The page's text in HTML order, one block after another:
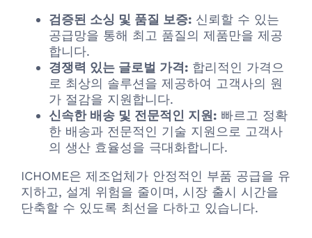
검증된 소싱 및 품질 보증: 신뢰할 수 있는
공급망을 통해 최고 품질의 제품만을 제공
합니다.
경쟁력 있는 글로벌 가격: 합리적인 가격으
로 최상의 솔루션을 제공하여 고객사의 원
가 절감을 지원합니다.
신속한 배송 및 전문적인 지원: 빠르고 정확
한 배송과 전문적인 기술 지원으로 고객사
의 생산 효율성을 극대화합니다.
ICHOME은 제조업체가 안정적인 부품 공급을 유
지하고, 설계 위험을 줄이며, 시장 출시 시간을
단축할 수 있도록 최선을 다하고 있습니다.